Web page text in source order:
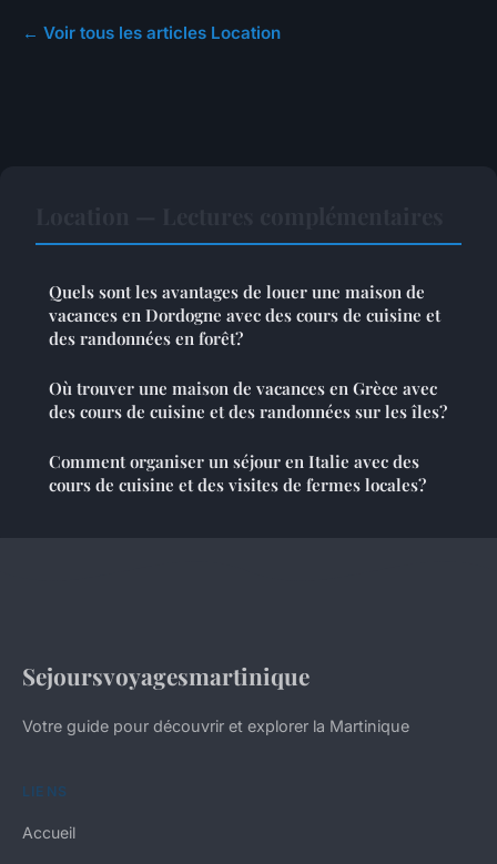
← Voir tous les articles Location
Quels sont les avantages de louer une maison de
vacances en Dordogne avec des cours de cuisine et
des randonnées en forêt?
Où trouver une maison de vacances en Grèce avec
des cours de cuisine et des randonnées sur les îles?
Comment organiser un séjour en Italie avec des
cours de cuisine et des visites de fermes locales?
Sejoursvoyagesmartinique
Votre guide pour découvrir et explorer la Martinique
LIENS
Accueil